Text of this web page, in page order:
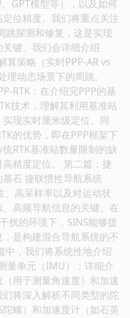
GPT模型等），以及如何
位精度。我们将重点关注
跳探测和修复，这是实现
键。我们会详细介绍
算策略（实时PPP-AR vs
理动态场景下的周跳。
RTK：在介绍完PPP的基
技术，理解其利用基准站
现实时厘米级定位。同
的优势，即在PPP框架下
RTK基准站数量限制的缺
精度定位。 第二篇：捷
石 捷联惯性导航系统
、高采样率以及对运动状
高频导航信息的关键。在
扰的环境下，SINS能够提
是构建混合导航系统的不
中，我们将系统性地介绍
量单元（IMU）：详细介
用于测量角速度）和加速
将深入解析不同类型的陀
螺）和加速度计（如石英